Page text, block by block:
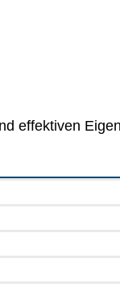
effek­tiven